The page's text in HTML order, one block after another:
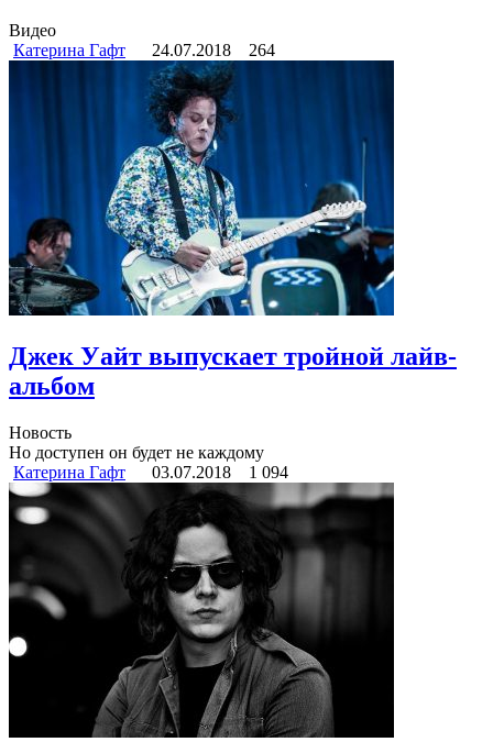
Видео
Катерина Гафт
24.07.2018 264
Джек Уайт выпускает тройной лайв-
альбом
Новость
Но доступен он будет не каждому
Катерина Гафт
03.07.2018 1 094